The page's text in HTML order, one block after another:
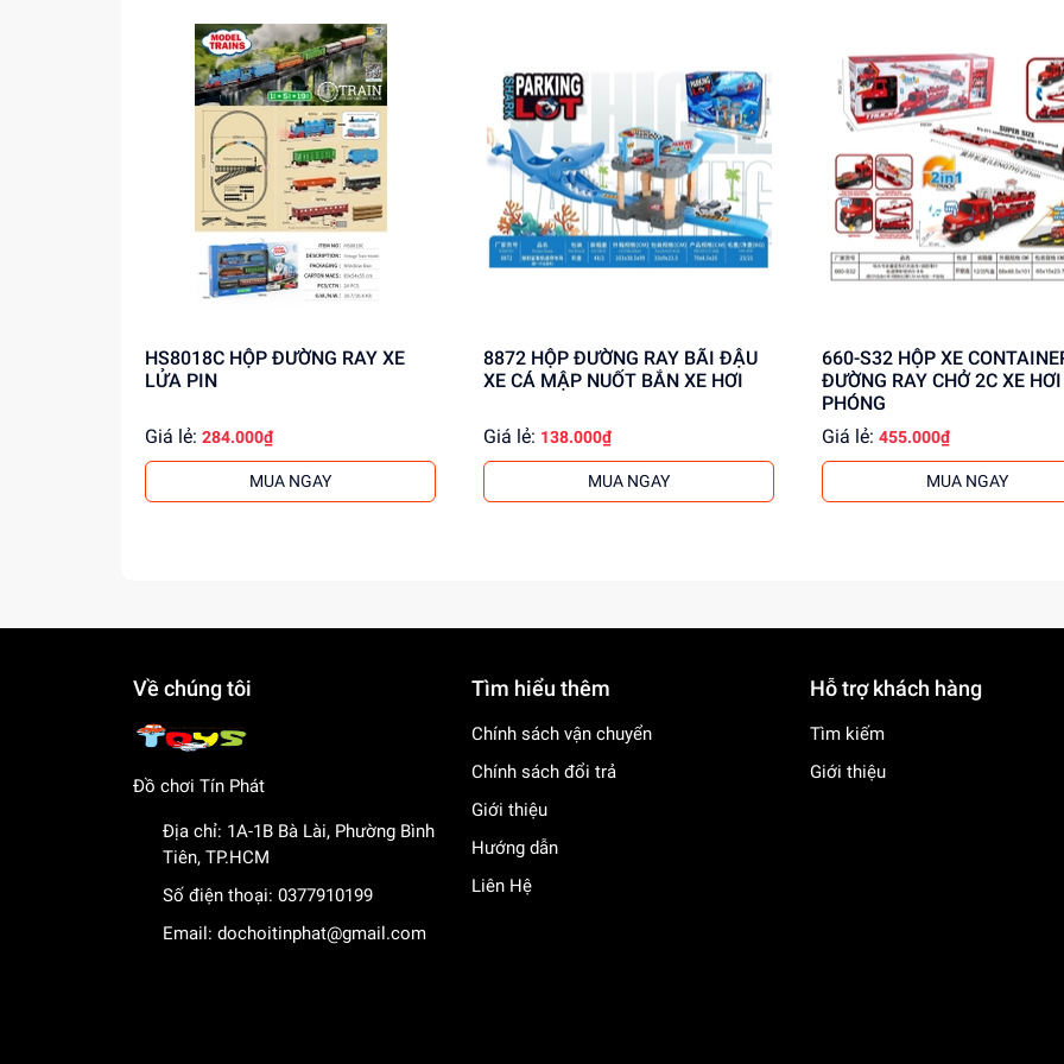
HS8018C HỘP ĐƯỜNG RAY XE
LỬA PIN
Giá lẻ: 284.000₫
MUA NGAY
8872 HỘP ĐƯỜNG RAY BÃI ĐẬU
XE CÁ MẬP NUỐT BẮN XE HƠI
Giá lẻ: 138.000₫
MUA NGAY
660-S32 HỘP XE CONTAINER PIN
ĐƯỜNG RAY CHỞ 2C XE
PHÓNG
Giá lẻ: 455.000₫
MUA NGAY
Về chúng tôi
Đồ chơi Tín Phát
Địa chỉ: 1A-1B Bà Lài, Phường Bình
Tiên, TP.HCM
Số điện thoại: 0377910199
Email: dochoitinphat@gmail.com
Tìm hiểu thêm
Chính sách vận chuyển
Chính sách đổi trả
Giới thiệu
Hướng dẫn
Liên Hệ
Hỗ trợ khách hàng
Tìm kiếm
Giới thiệu